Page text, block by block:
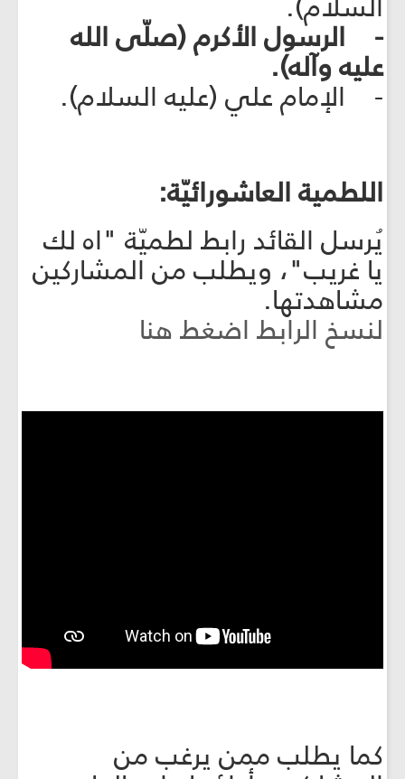
- الرسول الأكرم (صلّى الله
عليه وآله).
- الإمام علي (عليه السلام).
اللطمية العاشورائيّة:
يُرسل القائد رابط لطميّة "اه لك
يا غريب"، ويطلب من المشاركين
مشاهدتها.
لنسخ الرابط اضغط هنا
كما يطلب ممن يرغب من